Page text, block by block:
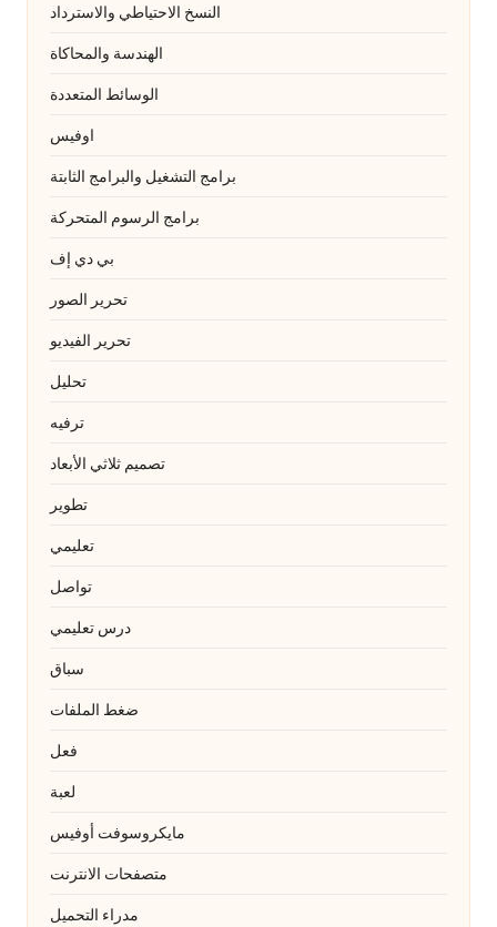
النسخ الاحتياطي والاسترداد
الهندسة والمحاكاة
الوسائط المتعددة
اوفيس
برامج التشغيل والبرامج الثابتة
برامج الرسوم المتحركة
بي دي إف
تحرير الصور
تحرير الفيديو
تحليل
ترفيه
تصميم ثلاثي الأبعاد
تطوير
تعليمي
تواصل
درس تعليمي
سباق
ضغط الملفات
فعل
لعبة
مايكروسوفت أوفيس
متصفحات الانترنت
مدراء التحميل